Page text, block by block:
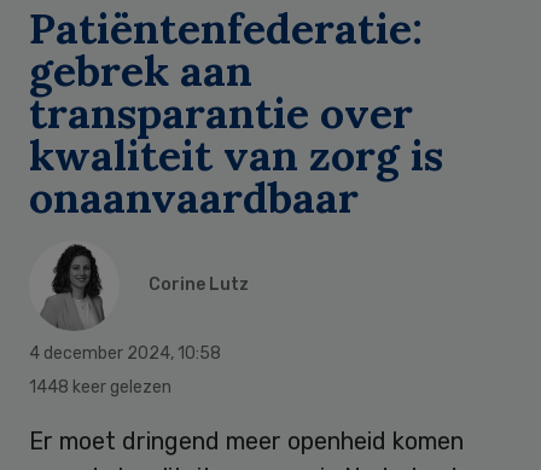
Patiëntenfederatie:
gebrek aan
transparantie over
kwaliteit van zorg is
onaanvaardbaar
Corine Lutz
4 december 2024, 10:58
1448 keer gelezen
Er moet dringend meer openheid komen